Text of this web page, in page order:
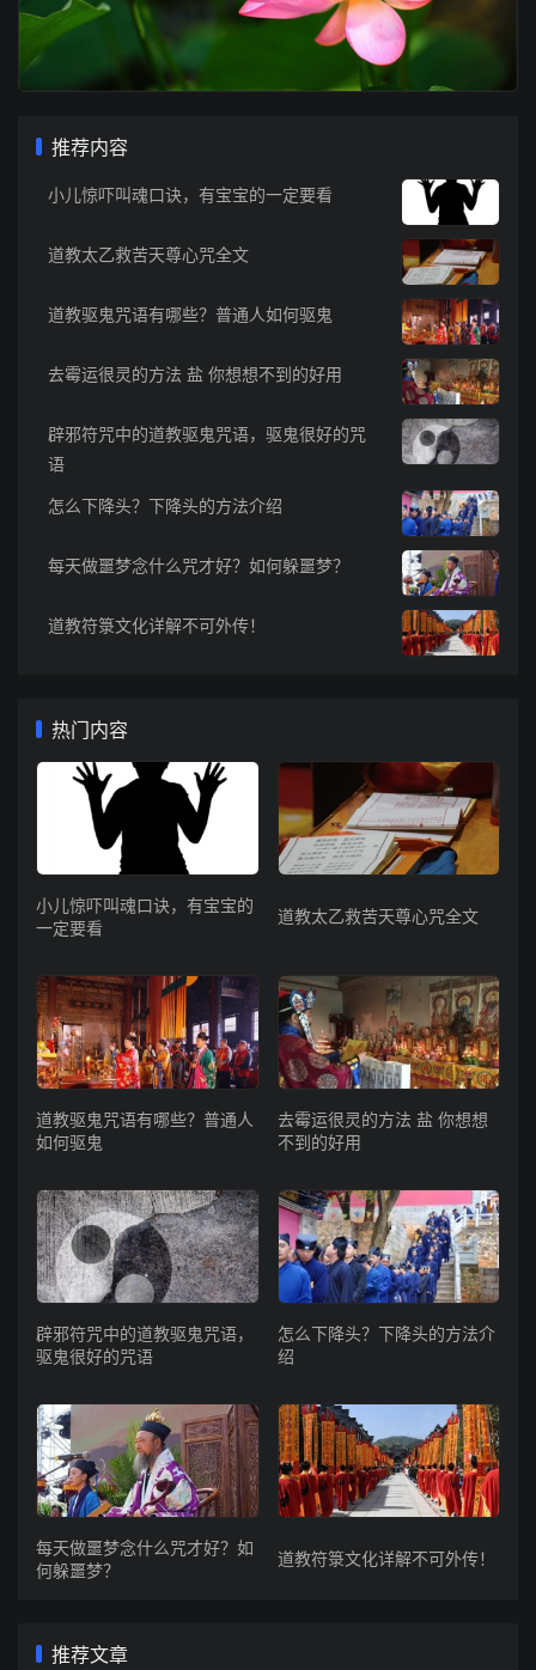
推荐内容
小儿惊吓叫魂口诀，有宝宝的一定要看
道教太乙救苦天尊心咒全文
道教驱鬼咒语有哪些？普通人如何驱鬼
去霉运很灵的方法 盐 你想想不到的好用
辟邪符咒中的道教驱鬼咒语，驱鬼很好的咒
语
怎么下降头？下降头的方法介绍
每天做噩梦念什么咒才好？如何躲噩梦？
道教符箓文化详解不可外传！
热门内容
小儿惊吓叫魂口诀，有宝宝的
一定要看
道教太乙救苦天尊心咒全文
道教驱鬼咒语有哪些？普通人
如何驱鬼
去霉运很灵的方法 盐 你想想
不到的好用
辟邪符咒中的道教驱鬼咒语，
驱鬼很好的咒语
怎么下降头？下降头的方法介
绍
每天做噩梦念什么咒才好？如
何躲噩梦？
道教符箓文化详解不可外传！
推荐文章